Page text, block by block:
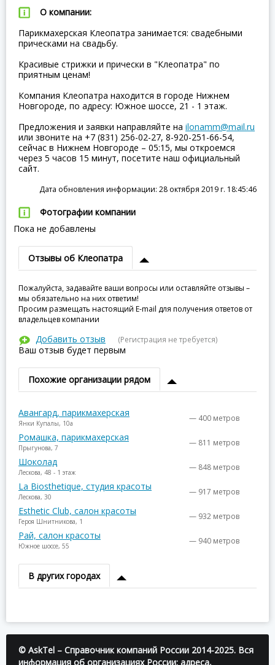
О компании:
Парикмахерская Клеопатра занимается: свадебными
прическами на свадьбу.
Красивые стрижки и прически в "Клеопатра" по
приятным ценам!
Компания Клеопатра находится в городе Нижнем
Новгороде, по адресу: Южное шоссе, 21 - 1 этаж.
Предложения и заявки направляйте на ilonamm@mail.ru
или звоните на +7 (831) 256-02-27, 8-920-251-66-54,
сейчас в Нижнем Новгороде – 05:15, мы откроемся
через 5 часов 15 минут, посетите наш официальный
сайт.
Дата обновления информации: 28 октября 2019 г. 18:45:46
Фотографии компании
Пока не добавлены
Отзывы об Клеопатра
Пожалуйста, задавайте ваши вопросы или оставляйте отзывы –
мы обязательно на них ответим!
Просим размещать настоящий E-mail для получения ответов от
владельцев компании
Добавить отзыв (Регистрация не требуется)
Ваш отзыв будет первым
Похожие организации рядом
Авангард, парикмахерская
Янки Купалы, 10а — 400 метров
Ромашка, парикмахерская
Прыгунова, 7 — 811 метров
Шоколад
Лескова, 48 - 1 этаж — 848 метров
La Biosthetique, студия красоты
Лескова, 30 — 917 метров
Esthetic Club, салон красоты
Героя Шнитникова, 1 — 932 метров
Рай, салон красоты
Южное шоссе, 55 — 940 метров
В других городах
© AskTel – Справочник компаний России 2014-2025. Вся
информация об организациях России: адреса,